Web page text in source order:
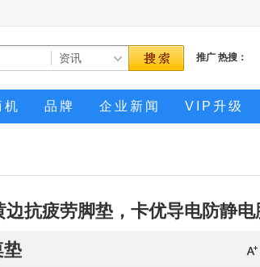
推广 热搜：
机 品牌 企业新闻 VIP升级
抗疲劳脚垫，卡优导电防静电
垫